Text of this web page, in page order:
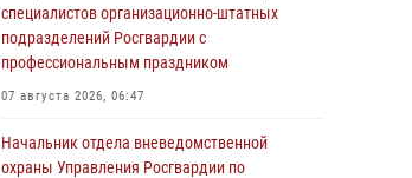
специалистов организационно-штатных
подразделений Росгвардии с
профессиональным праздником
07 августа 2026, 06:47
Начальник отдела вневедомственной
охраны Управления Росгвардии по